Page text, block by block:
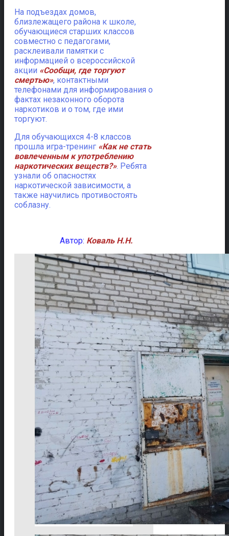
На подъездах домов,
близлежащего района к школе,
обучающиеся старших классов
совместно с педагогами,
расклеивали памятки с
информацией о всероссийской
акции «Сообщи, где торгуют
смертью», контактными
телефонами для информирования о
фактах незаконного оборота
наркотиков и о том, где ими
торгуют.
Для обучающихся 4-8 классов
прошла игра-тренинг «Как не стать
вовлеченным к употреблению
наркотических веществ?». Ребята
узнали об опасностях
наркотической зависимости, а
также научились противостоять
соблазну.
Автор: Коваль Н.Н.